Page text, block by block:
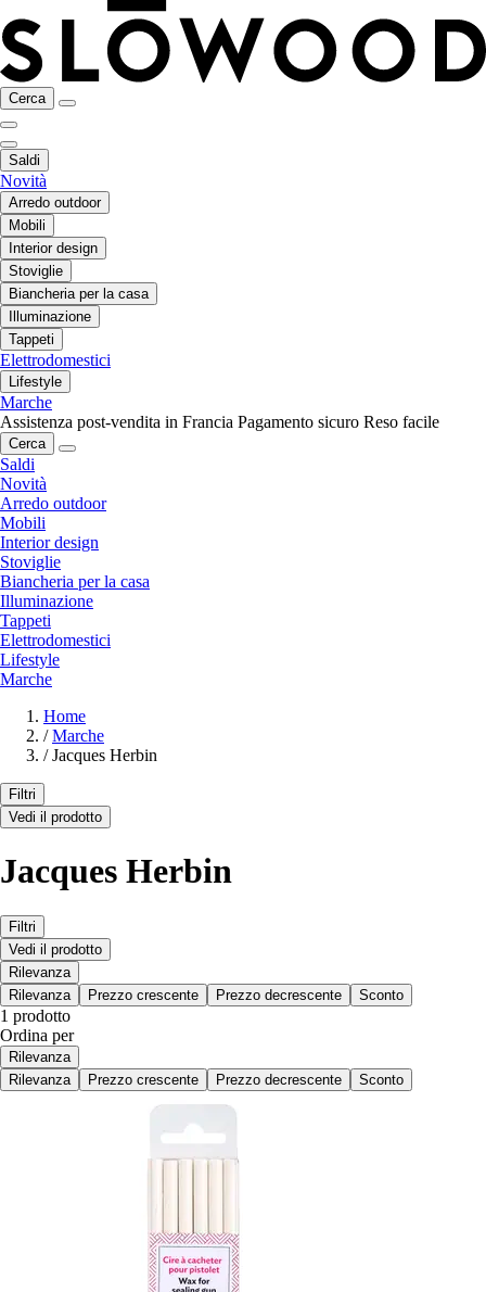
Cerca
Saldi
Novità
Arredo outdoor
Mobili
Interior design
Stoviglie
Biancheria per la casa
Illuminazione
Tappeti
Elettrodomestici
Lifestyle
Marche
Assistenza post-vendita in Francia Pagamento sicuro Reso facile
Cerca
Saldi
Novità
Arredo outdoor
Mobili
Interior design
Stoviglie
Biancheria per la casa
Illuminazione
Tappeti
Elettrodomestici
Lifestyle
Marche
Home
/ Marche
/ Jacques Herbin
Filtri
Vedi il prodotto
Jacques Herbin
Filtri
Vedi il prodotto
Rilevanza
Rilevanza
Prezzo crescente Prezzo decrescente Sconto
1 prodotto
Ordina per
Rilevanza
Rilevanza
Prezzo crescente Prezzo decrescente Sconto